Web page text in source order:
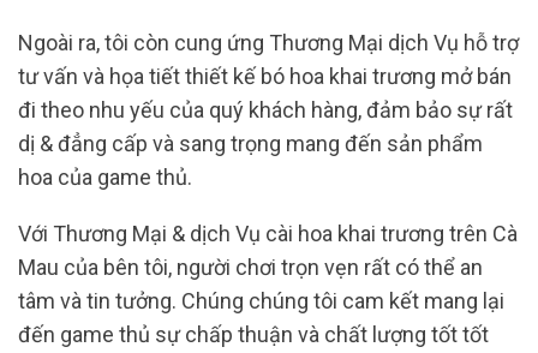
Ngoài ra, tôi còn cung ứng Thương Mại dịch Vụ hỗ trợ
tư vấn và họa tiết thiết kế bó hoa khai trương mở bán
đi theo nhu yếu của quý khách hàng, đảm bảo sự rất
dị & đẳng cấp và sang trọng mang đến sản phẩm
hoa của game thủ.
Với Thương Mại & dịch Vụ cài hoa khai trương trên Cà
Mau của bên tôi, người chơi trọn vẹn rất có thể an
tâm và tin tưởng. Chúng chúng tôi cam kết mang lại
đến game thủ sự chấp thuận và chất lượng tốt tốt